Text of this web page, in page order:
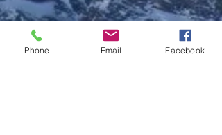
Phone Email Facebook